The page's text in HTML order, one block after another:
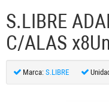
S.LIBRE
C/ALAS
Marca: S.LIBRE